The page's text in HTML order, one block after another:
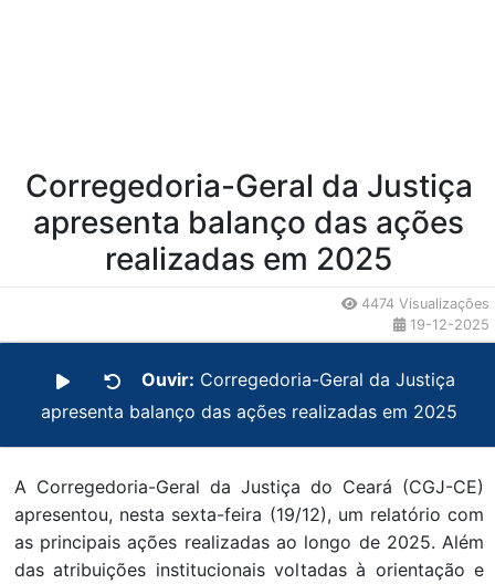
Corregedoria-Geral da Justiça
apresenta balanço das ações
realizadas em 2025
4474 Visualizações
19-12-2025
Ouvir: Corregedoria-Geral da Justiça
apresenta balanço das ações realizadas em 2025
A Corregedoria-Geral da Justiça do Ceará (CGJ-CE)
apresentou, nesta sexta-feira (19/12), um relatório com
as principais ações realizadas ao longo de 2025. Além
das atribuições institucionais voltadas à orientação e